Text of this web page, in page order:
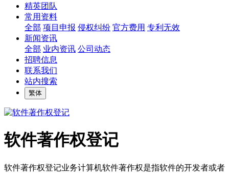
精英团队
常用资料
全部 项目申报 侵权纠纷 官方费用 专利无效
新闻资讯
全部 业内资讯 公司动态
招聘信息
联系我们
站内搜索
繁体
软件著作权登记
软件著作权登记业务计算机软件著作权是指软件的开发者或者